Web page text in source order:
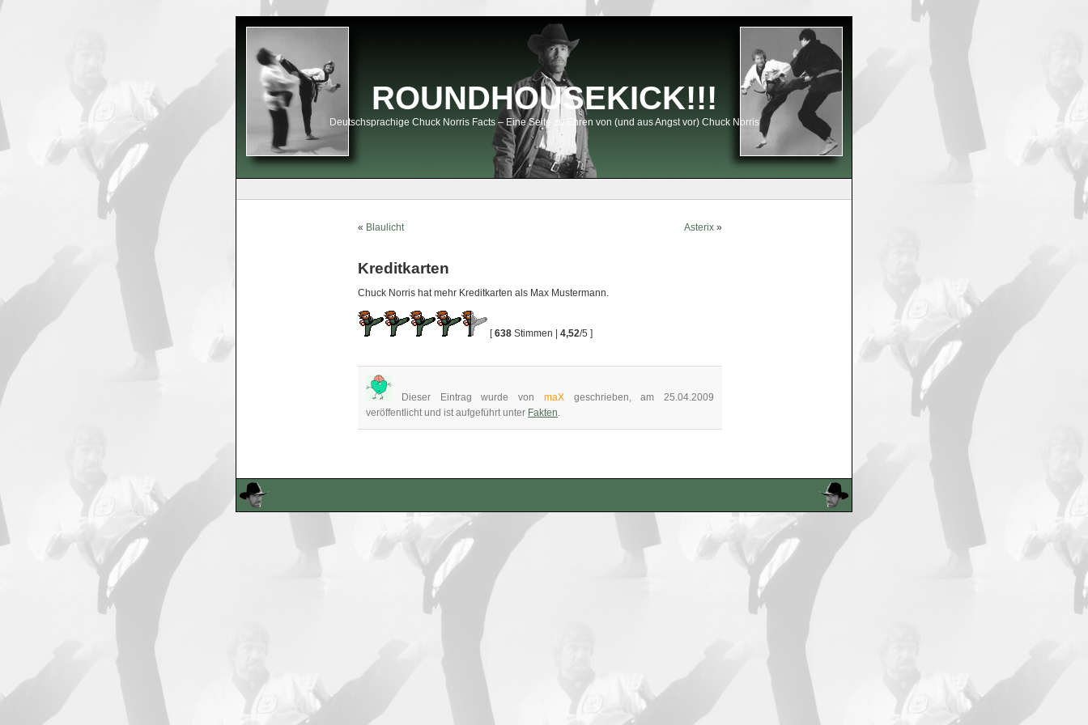
ROUNDHOUSEKICK!!!
Deutschsprachige Chuck Norris Facts – Eine Seite zu Ehren von (und aus Angst vor) Chuck Norris
« Blaulicht Asterix »
Kreditkarten
Chuck Norris hat mehr Kreditkarten als Max Mustermann.
[638 Stimmen | 4,52/5 ]
Dieser Eintrag wurde von maXgeschrieben, am 25.04.2009
veröffentlicht und ist aufgeführt unter Fakten.